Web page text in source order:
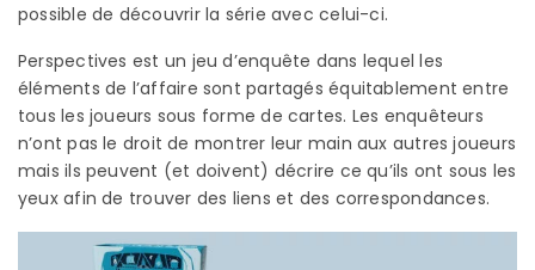
possible de découvrir la série avec celui-ci.
Perspectives est un jeu d’enquête dans lequel les
éléments de l’affaire sont partagés équitablement entre
tous les joueurs sous forme de cartes. Les enquêteurs
n’ont pas le droit de montrer leur main aux autres joueurs
mais ils peuvent (et doivent) décrire ce qu’ils ont sous les
yeux afin de trouver des liens et des correspondances.